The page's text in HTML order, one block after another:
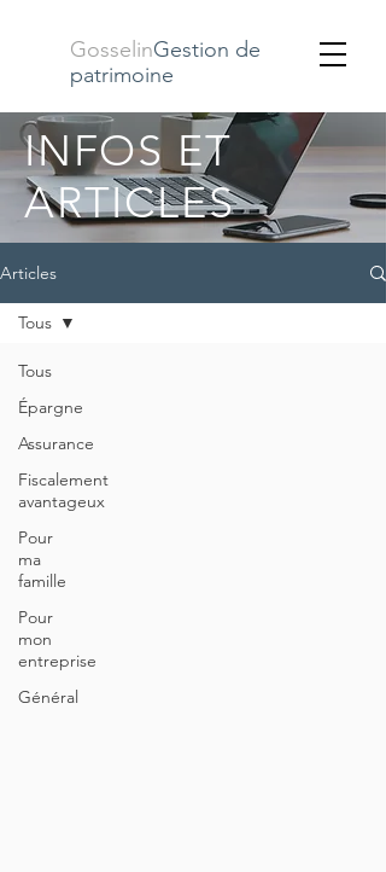
GosselinGestion de
patrimoine
INFOS ET
ARTICLES
Articles
Tous
Épargne
Assurance
Fiscalement
avantageux
Pour
ma
famille
Pour
mon
entreprise
Général
Tous